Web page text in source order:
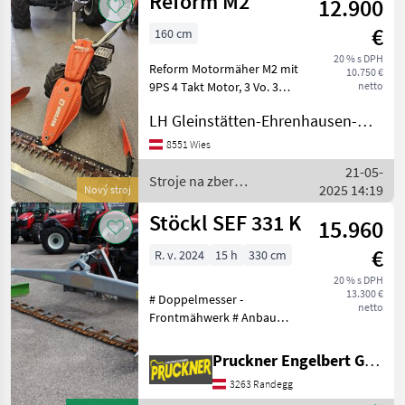
objemových
Umwelttechnik
Nový stroj
12.900
€
20 % s DPH
10.750 €
netto
160 cm
Reform Motormäher M2 mit
9PS 4 Takt Motor, 3 Vo. 3
Mehrscheibenkupplung,
Differenzialsperre,
Feststellbremse, 18x9, 50-8"
Bereifung, Mähantrieb
LH Gleinstätten-Ehrenhausen-Wies eGen
8551 Wies
Stroje na zber
objemových krmív /
Reform
21-05-
2025 14:19
Stöckl SEF 331 K
15.960
€
20 % s DPH
13.300 €
netto
R. v. 2024 15 h 330 cm
# Doppelmesser -
Frontmähwerk # Anbau
Direktanbau möglich Kat. I
oder II # 1.000 U/min #
Gewicht ca. 300kg #
Pruckner Engelbert GmbH
3263 Randegg